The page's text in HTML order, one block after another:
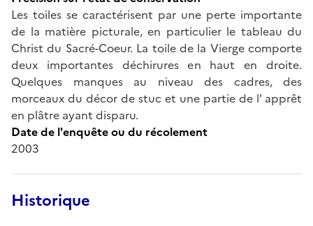
Les toiles se caractérisent par une perte importante
de la matière picturale, en particulier le tableau du
Christ du Sacré-Coeur. La toile de la Vierge comporte
deux importantes déchirures en haut en droite.
Quelques manques au niveau des cadres, des
morceaux du décor de stuc et une partie de l' apprêt
en plâtre ayant disparu.
Date de l'enquête ou du récolement
2003
Historique